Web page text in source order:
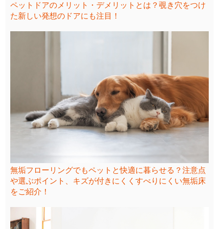
ペットドアのメリット・デメリットとは？覗き穴をつけ
た新しい発想のドアにも注目！
無垢フローリングでもペットと快適に暮らせる？注意点
や選ぶポイント、キズが付きにくくすべりにくい無垢床
をご紹介！